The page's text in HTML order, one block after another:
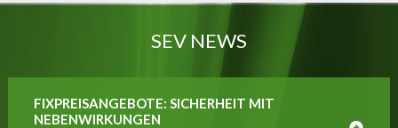
SEV NEWS
FIXPREISANGEBOTE: SICHERHEIT MIT
NEBENWIRKUNGEN